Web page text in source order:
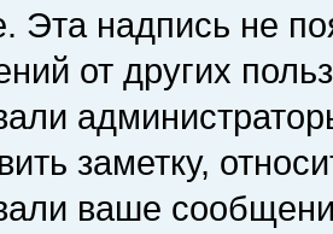
Эта надпись не
от других
заметку,
ваше